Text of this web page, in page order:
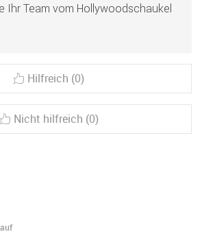
Ihr Team vom Hollywoodschaukel
Hilfreich (0)
Nicht hilfreich (0)